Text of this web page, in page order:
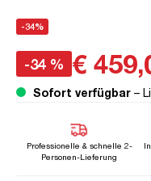
80 kg | Steckertyp C |
Kollisions-Schutz |
-34%
-34 % €
Sofort verfügbar –
Professionelle & schnelle 2-
Personen-Lieferung